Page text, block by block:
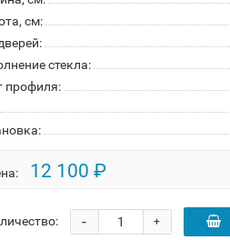
см:
стекла:
профиля:
12 100 ₽
+
-